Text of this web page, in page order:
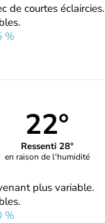
de courtes éclaircies.
%
22°
Ressenti 28°
en raison de l'humidité
plus variable.
%